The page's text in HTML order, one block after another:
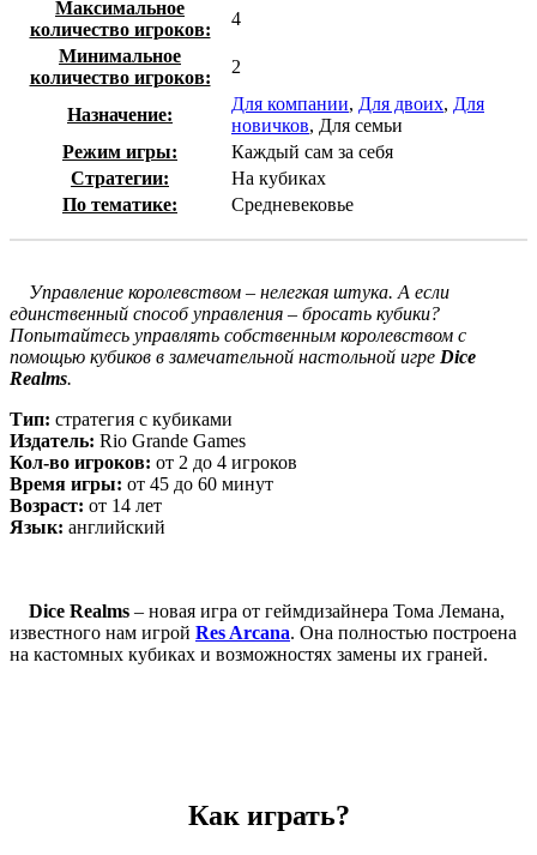
Максимальное
количество игроков:
4
Минимальное
количество игроков:
2
Назначение:
Для компании, Для двоих, Для
новичков, Для семьи
Режим игры:
Каждый сам за себя
Стратегии:
На кубиках
По тематике:
Средневековье
Управление королевством – нелегкая штука. А если
единственный способ управления – бросать кубики?
Попытайтесь управлять собственным королевством с
помощью кубиков в замечательной настольной игре Dice
Realms.
Тип: стратегия с кубиками
Издатель: Rio Grande Games
Кол-во игроков: от 2 до 4 игроков
Время игры: от 45 до 60 минут
Возраст: от 14 лет
Язык: английский
Dice Realms – новая игра от геймдизайнера Тома Лемана,
известного нам игрой Res Arcana. Она полностью построена
на кастомных кубиках и возможностях замены их граней.
Как играть?